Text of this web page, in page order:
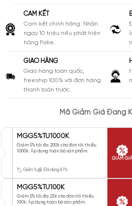
CAM KẾT
Cam kết chính hãng. Nhận
ngay 10 triệu nếu phát hiện
hàng Fake.
GIAO HÀNG
Giao hàng toàn quốc,
freeship 100% với đơn hàng
thanh toán trước.
Mã Giảm Giá Đang
MGG5%TU1000K
Giảm 5% tối đa 200k cho đơn tối thiểu
1000k. Áp dụng toàn bộ sản phẩm.
Giảm % Đã dùng 81%
GIẢM GIÁ
MGG5%TU100K
Giảm 5% tối đa 25k cho đơn tối thiểu
100k. Áp dụng toàn bộ sản phẩm.